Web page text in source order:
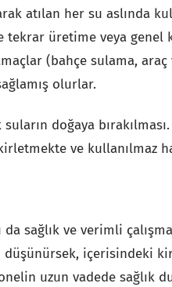
atılan her su aslında
üretime veya genel
(bahçe sulama, araç
olurlar.
doğaya
ve kullanılmaz
sağlık ve verimli
içerisindeki
uzun vadede sağlık